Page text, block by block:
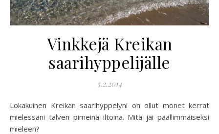
Vinkkejä Kreikan
saarihyppelijälle
5.2.2014
Lokakuinen Kreikan saarihyppelyni on ollut monet kerrat
mielessäni talven pimeinä iltoina. Mitä jäi päällimmäiseksi
mieleen?